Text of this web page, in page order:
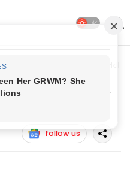
Jaunpur News: डिजिटल दक्षता
दक्षता कार्यशाला
follow us